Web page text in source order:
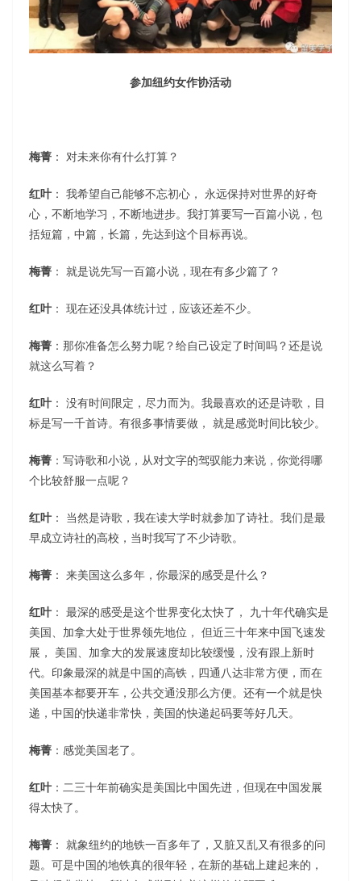
参加纽约女作协活动
梅菁 ： 对未来你有什么打算？
红叶 ： 我希望自己能够不忘初心， 永远保持对世界的好奇
心，不断地学习，不断地进步。我打算要写一百篇小说，包
括短篇，中篇，长篇，先达到这个目标再说。
梅菁 ： 就是说先写一百篇小说，现在有多少篇了？
红叶 ： 现在还没具体统计过，应该还差不少。
梅菁 ：那你准备怎么努力呢？给自己设定了时间吗？还是说
就这么写着？
红叶 ： 没有时间限定，尽力而为。我最喜欢的还是诗歌，目
标是写一千首诗。有很多事情要做， 就是感觉时间比较少。
梅菁 ：写诗歌和小说，从对文字的驾驭能力来说，你觉得哪
个比较舒服一点呢？
红叶 ： 当然是诗歌，我在读大学时就参加了诗社。我们是最
早成立诗社的高校，当时我写了不少诗歌。
梅菁 ： 来美国这么多年，你最深的感受是什么？
红叶 ： 最深的感受是这个世界变化太快了， 九十年代确实是
美国、加拿大处于世界领先地位， 但近三十年来中国飞速发
展， 美国、加拿大的发展速度却比较缓慢，没有跟上新时
代。印象最深的就是中国的高铁，四通八达非常方便，而在
美国基本都要开车，公共交通没那么方便。还有一个就是快
递，中国的快递非常快，美国的快递起码要等好几天。
梅菁 ：感觉美国老了。
红叶 ：二三十年前确实是美国比中国先进，但现在中国发展
得太快了。
梅菁 ： 就象纽约的地铁一百多年了，又脏又乱又有很多的问
题。可是中国的地铁真的很年轻，在新的基础上建起来的，